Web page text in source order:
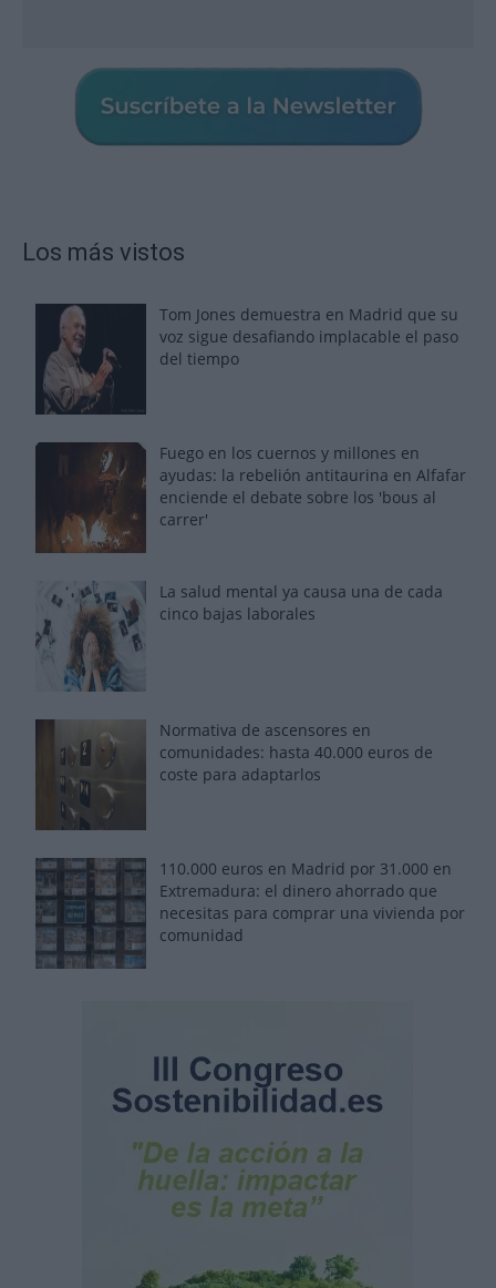
Los más vistos
Tom Jones demuestra en Madrid que su
voz sigue desafiando implacable el paso
del tiempo
Fuego en los cuernos y millones en
ayudas: la rebelión antitaurina en Alfafar
enciende el debate sobre los 'bous al
carrer'
La salud mental ya causa una de cada
cinco bajas laborales
Normativa de ascensores en
comunidades: hasta 40.000 euros de
coste para adaptarlos
110.000 euros en Madrid por 31.000 en
Extremadura: el dinero ahorrado que
necesitas para comprar una vivienda por
comunidad